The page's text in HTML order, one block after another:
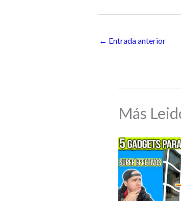
← Entrada anterior
Más